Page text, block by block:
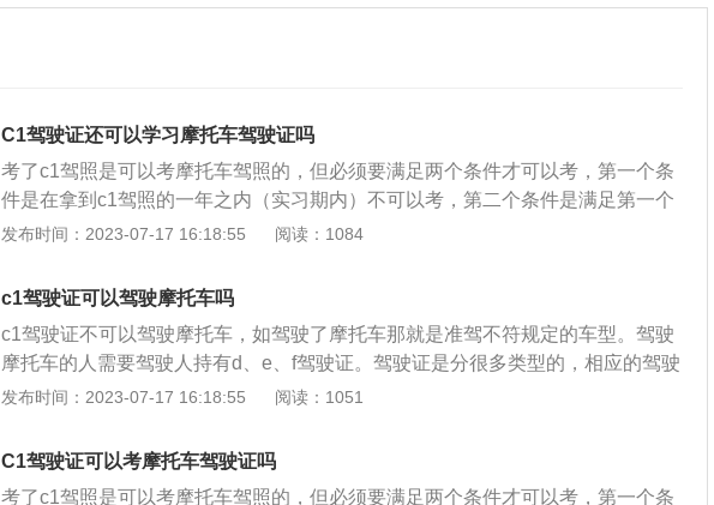
C1驾驶证还可以学习摩托车驾驶证吗
考了c1驾照是可以考摩托车驾照的，但必须要满足两个条件才可以考，第一个条
件是在拿到c1驾照的一年之内（实习期内）不可以考，第二个条件是满足第一个
条件的同时，且c1驾照没有记满12分的情况下才可以继续考摩托车驾照。当c1驾
又称为D类驾照，所以当两者合并之后就简称为C1D驾照，也就是说一个驾照就
可以满足开小汽车和摩托车的需求，不过需要注意的是，虽然两个驾照合并了，
但是驾照的分数却没有增加，依旧还是12分。考摩托车驾照也需要像考c1驾照那
样根据实际情况去驾校或者当地的车管所进行体检报名，同时还需要准备好身份
证、4张1寸近期免冠白底彩照，然后预约相应的考试，最后通过四个科目的考试
动车驾驶证，申请增加准驾车型的，应当在本记分周期和申请前最近一个记分周
期内没有记满12分记录。申请增加轻型牵引挂车、中型客车、重型牵引挂车、大
发布时间：2023-07-17 16:18:55 阅读：1084
c1驾驶证可以驾驶摩托车吗
c1驾驶证不可以驾驶摩托车，如驾驶了摩托车那就是准驾不符规定的车型。驾驶
摩托车的人需要驾驶人持有d、e、f驾驶证。驾驶证是分很多类型的，相应的驾驶
证，对应的是相应的车型，比如说c类的驾驶证，只能驾驶小型汽车，而D类的驾
以驾驶摩托车定义的任何车型，因为它的准驾范围内包含有e和f。摩托车准驾车
型划分：1、d照普通三轮摩托车：发动机排量大于50ml，或最大设计车速大于50
发布时间：2023-07-17 16:18:55 阅读：1051
C1驾驶证可以考摩托车驾驶证吗
考了c1驾照是可以考摩托车驾照的，但必须要满足两个条件才可以考，第一个条